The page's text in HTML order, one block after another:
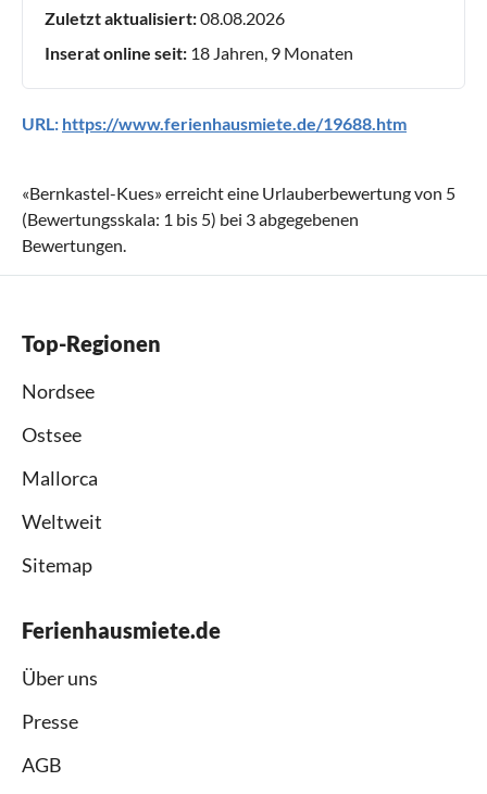
Zuletzt aktualisiert:08.08.2026
Inserat online seit: 18 Jahren, 9 Monaten
URL: https://www.ferienhausmiete.de/19688.htm
«Bernkastel-Kues» erreicht eine Urlauberbewertung von 5
(Bewertungsskala: 1 bis 5) bei 3abgegebenen
Bewertungen.
Top-Regionen
Nordsee
Ostsee
Mallorca
Weltweit
Sitemap
Ferienhausmiete.de
Über uns
Presse
AGB